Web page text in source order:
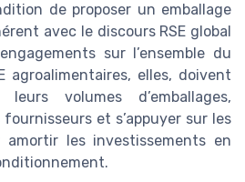
de proposer un emballage
avec le discours RSE global
sur l’ensemble du
agroalimentaires, elles, doivent
volumes d’emballages,
et s’appuyer sur les
amortir les investissements en